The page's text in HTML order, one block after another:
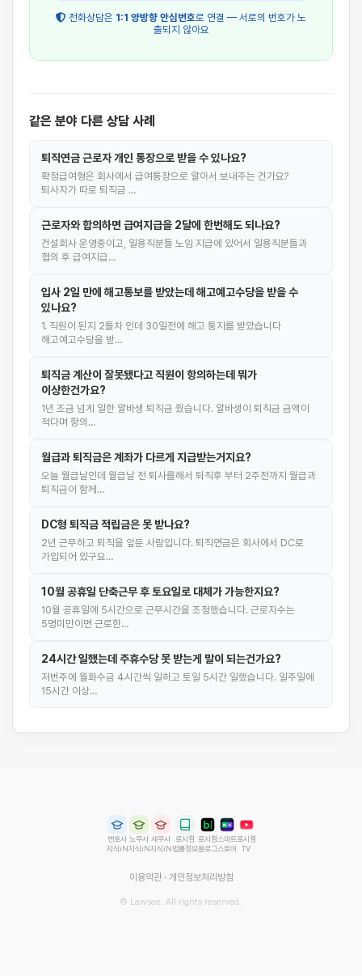
전화상담은 1:1 양방향 안심번호로 연결 — 서로의 번호가 노
출되지 않아요
같은 분야 다른 상담 사례
퇴직연금 근로자 개인 통장으로 받을 수 있나요?
확정급여형은 회사에서 급여통장으로 알아서 보내주는 건가요?
퇴사자가 따로 퇴직금 …
근로자와 합의하면 급여지급을 2달에 한번해도 되나요?
건설회사 운영중이고, 일용직분들 노임 지급에 있어서 일용직분들과
협의 후 급여지급…
입사 2일 만에 해고통보를 받았는데 해고예고수당을 받을 수
있나요?
1. 직원이 된지 2틀차 인데 30일전에 해고 통지를 받았습니다
해고예고수당을 받…
퇴직금 계산이 잘못됐다고 직원이 항의하는데 뭐가
이상한건가요?
1년 조금 넘게 일한 알바생 퇴직금 줬습니다. 알바생이 퇴직금 금액이
적다며 항의…
월급과 퇴직금은 계좌가 다르게 지급받는거지요?
오늘 월급날인데 월급날 전 퇴사를해서 퇴직후 부터 2주전까지 월급과
퇴직금이 함께…
DC형 퇴직금 적립금은 못 받나요?
2년 근무하고 퇴직을 앞둔 사람입니다. 퇴직연금은 회사에서 DC로
가입되어 있구요…
10월 공휴일 단축근무 후 토요일로 대체가 가능한지요?
10월 공휴일에 5시간으로 근무시간을 조정했습니다. 근로자수는
5명미만이면 근로한…
24시간 일했는데 주휴수당 못 받는게 말이 되는건가요?
저번주에 월화수금 4시간씩 일하고 토일 5시간 일했습니다. 일주일에
15시간 이상…
변호사
지식iN
노무사
지식iN
세무사
지식iN
로시컴
법률정보
로시컴
블로그
스마트
스토어
로시컴
TV
이용약관· 개인정보처리방침
© Lawsee. All rights reserved.